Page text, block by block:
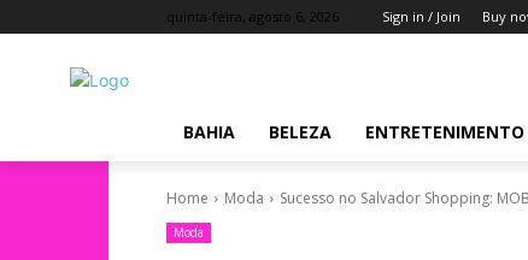
quinta-feira, agosto 6, 2026 Sign in / Join Buy
BAHIA BELEZA ENTRETENIMENTO
Home Moda Sucesso no Salvador Shopping:
Moda